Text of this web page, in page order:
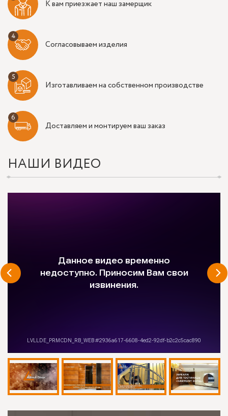
К вам приезжает наш замерщик
Согласовываем изделия
Изготавливаем на собственном производстве
Доставляем и монтируем ваш заказ
НАШИ ВИДЕО